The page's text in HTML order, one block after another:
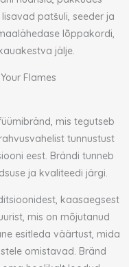
patšuli, seeder ja
lõppakordi,
jälje.
Flames
mis tegutseb
tunnustust
eest. Brändi tunneb
ja kvaliteedi järgi.
kaasaegsest
mis on mõjutanud
esitleda väärtust, mida
omistavad. Bränd